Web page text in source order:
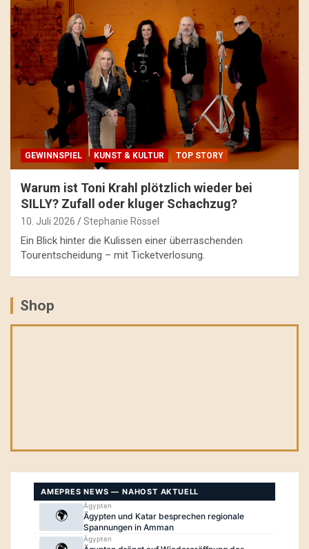
GEWINNSPIEL KUNST & KULTUR TOP STORY
Warum ist Toni Krahl plötzlich wieder bei
SILLY? Zufall oder kluger Schachzug?
10. Juli 2026 Stephanie Rössel
Ein Blick hinter die Kulissen einer überraschenden
Tourentscheidung – mit Ticketverlosung.
Shop